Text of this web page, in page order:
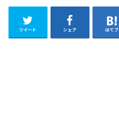
ツイート シェア はてブ